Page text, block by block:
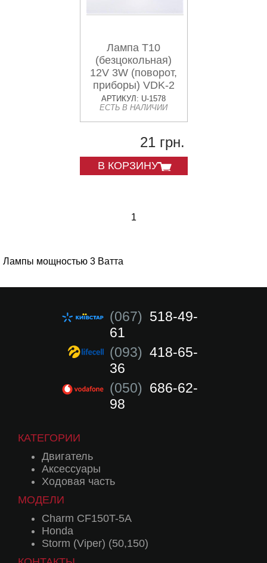
Лампа Т10
(безцокольная)
12V 3W (поворот,
приборы) VDK-2
АРТИКУЛ: U-1578
ЕСТЬ В НАЛИЧИИ
21 грн.
В КОРЗИНУ
1
Лампы мощностью 3 Ватта
(067) 518-49-
61
(093) 418-65-
36
(050) 686-62-
98
КАТЕГОРИИ
Двигатель
Аксессуары
Ходовая часть
МОДЕЛИ
Charm CF150T-5A
Honda
Storm (Viper) (50,150)